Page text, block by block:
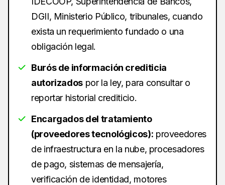
DGII, Ministerio Público, tribunales, cuando
exista un requerimiento fundado o una
obligación legal.
Burós de información crediticia
autorizados por la ley, para consultar o
reportar historial crediticio.
Encargados del tratamiento
(proveedores tecnológicos): proveedores
de infraestructura en la nube, procesadores
de pago, sistemas de mensajería,
verificación de identidad, motores